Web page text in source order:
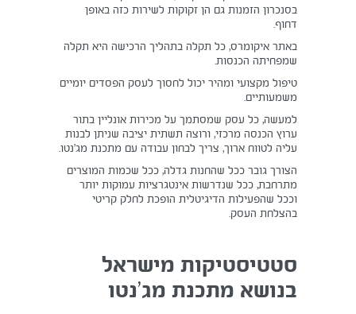
בסנכרון הזמנות גם הן זקוקות לשירות כזה באופן
דחוף.
באתר איקומרס, כל תקלה בתהליך הרכישה היא תקלה
שמפחיתה הכנסות.
טיפול מקצועי ומהיר יכול לחסוך לעסק הפסדים יומיים
משמעותיים.
למעשה, כל עסק שמסתמך על מכירות אונליין בתור
ערוץ הכנסה מרכזי, ורוצה תשתית יציבה שניתן לבנות
עליה לטווח ארוך, צריך לבחון עבודה עם מתכנת מג’נטו.
הצורך גובר ככל שהחנות גדלה, ככל שכמות המוצרים
מתרחבת, ככל שנדרשות אינטגרציות עמוקות יותר
וככל שהפעילות הדיגיטלית הופכת לחלק קריטי
בהצלחת העסק.
סטטיסטיקות מישראל
בנושא מתכנת מג’נטו